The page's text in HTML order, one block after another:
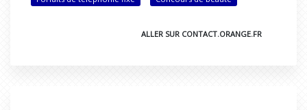
ALLER SUR CONTACT.ORANGE.FR